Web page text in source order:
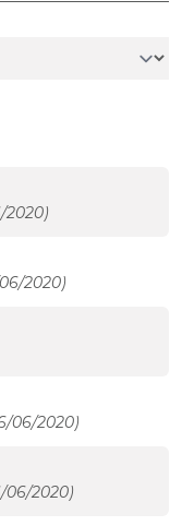
2020)
2020)
06/2020)
06/2020)